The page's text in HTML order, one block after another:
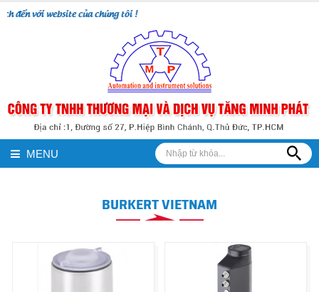
đến với website của chúng tôi !
MENU
BURKERT VIETNAM